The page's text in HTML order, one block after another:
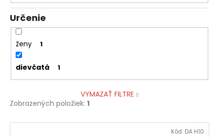
Určenie
ženy 1
dievčatá 1
VYMAZAŤ FILTRE
Zobrazených položiek: 1
V Kód: DA H10